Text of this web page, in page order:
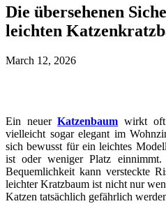
Die übersehenen
leichten
March 12, 2026
Ein neuerKatzenbaum wirkt
vielleicht sogar elegant im
sich bewusst für ein leichtes
ist oder weniger Platz einnimmt.
Bequemlichkeit kann versteckte
leichter Kratzbaum ist nicht nur
Katzen tatsächlich gefährlich